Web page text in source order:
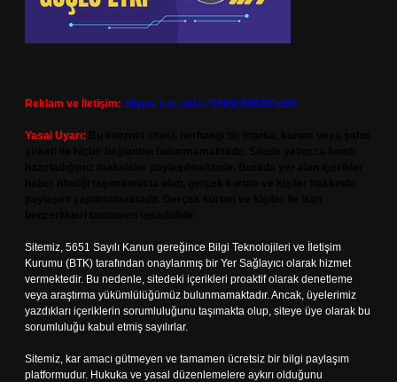
Reklam ve İletişim: Skype: live:.cid.575569c608265c69
Yasal Uyarı:
Sitemiz, 5651 Sayılı Kanun gereğince Bilgi Teknolojileri ve İletişim
Kurumu (BTK) tarafından onaylanmış bir Yer Sağlayıcı olarak hizmet
vermektedir. Bu nedenle, sitedeki içerikleri proaktif olarak denetleme
veya araştırma yükümlülüğümüz bulunmamaktadır. Ancak, üyelerimiz
yazdıkları içeriklerin sorumluluğunu taşımakta olup, siteye üye olarak bu
sorumluluğu kabul etmiş sayılırlar.
Sitemiz, kar amacı gütmeyen ve tamamen ücretsiz bir bilgi paylaşım
platformudur. Hukuka ve yasal düzenlemelere aykırı olduğunu